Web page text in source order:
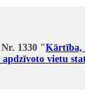
1330 "Kārtība,
vietu